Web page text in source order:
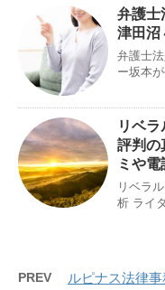
弁護士
津田沼
弁護士
ー坂本
リベ
評判の
ミや
リベラ
析 ライ
PREV ルピナス法律